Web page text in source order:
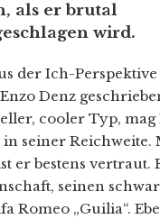
als er brutal
wird.
der Ich-
Denz
cooler Typ,
seiner Reichweite.
er bestens vertraut.
seinen
Romeo „Guilia“.